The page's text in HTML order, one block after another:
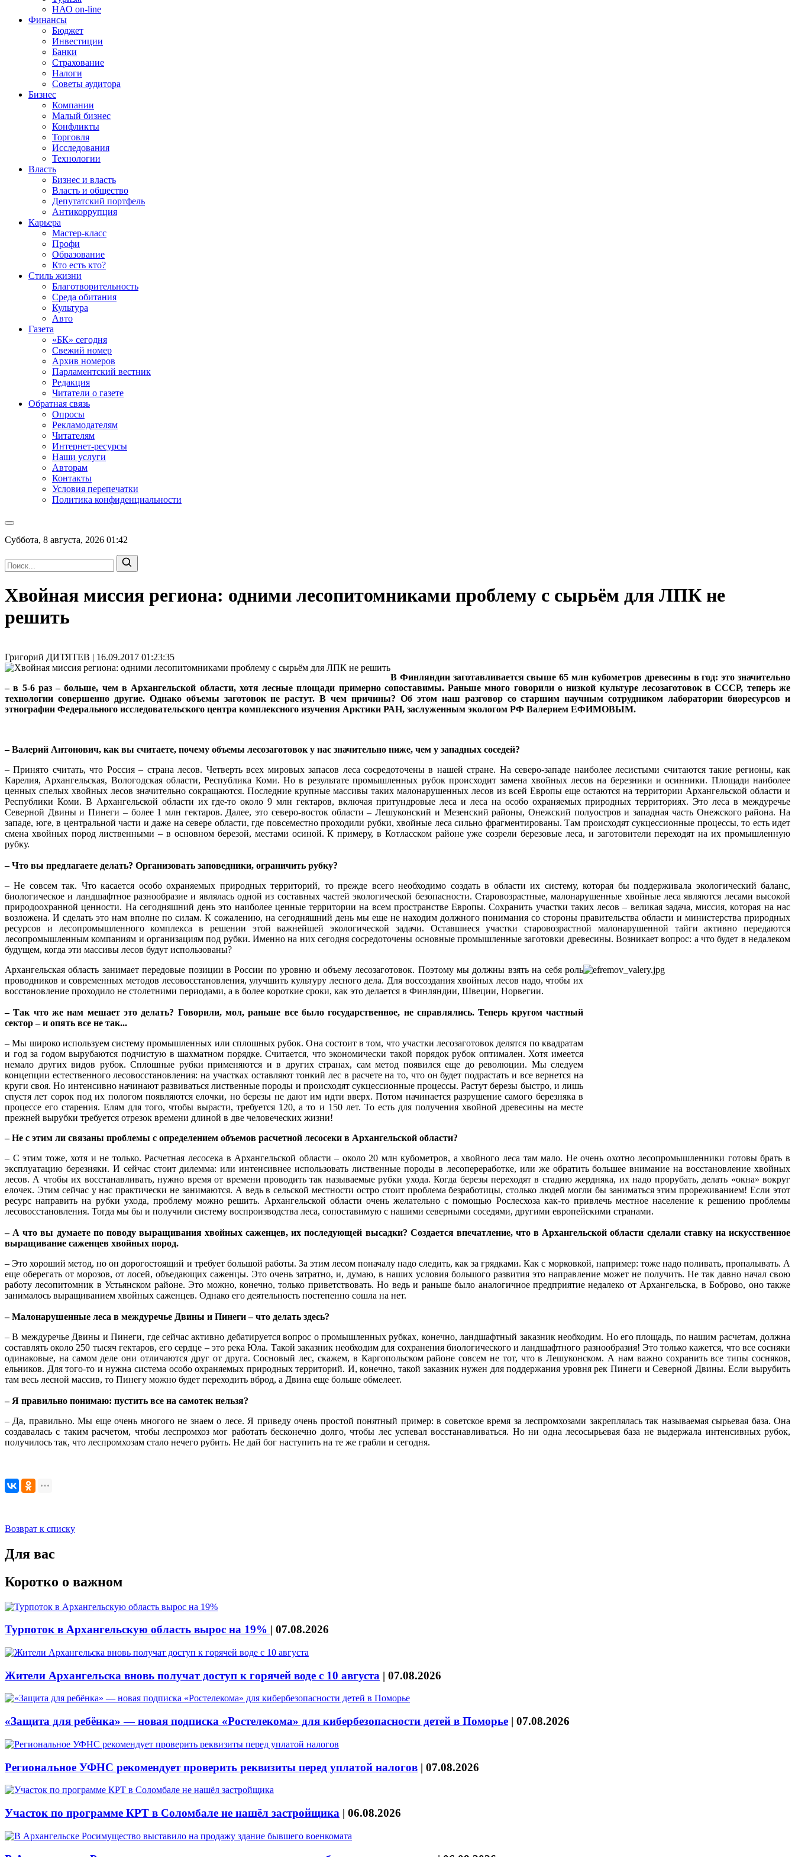
НАО on-line
Финансы
Бюджет
Инвестиции
Банки
Страхование
Налоги
Советы аудитора
Бизнес
Компании
Малый бизнес
Конфликты
Торговля
Исследования
Технологии
Власть
Бизнес и власть
Власть и общество
Депутатский портфель
Антикоррупция
Карьера
Мастер-класс
Профи
Образование
Кто есть кто?
Стиль жизни
Благотворительность
Среда обитания
Культура
Авто
Газета
«БК» сегодня
Свежий номер
Архив номеров
Парламентский вестник
Редакция
Читатели о газете
Обратная связь
Опросы
Рекламодателям
Читателям
Интернет-ресурсы
Наши услуги
Авторам
Контакты
Условия перепечатки
Политика конфиденциальности
Суббота, 8 августа, 2026 01:42
Хвойная миссия региона: одними лесопитомниками проблему с сырьём для ЛПК не
решить
Григорий ДИТЯТЕВ | 16.09.2017 01:23:35
В Финляндии заготавливается свыше 65 млн кубометров древесины в год: это значительно
– в 5-6 раз – больше, чем в Архангельской области, хотя лесные площади примерно сопоставимы. Раньше много говорили о низкой культуре лесозаготовок в СССР, теперь же
технологии совершенно другие. Однако объемы заготовок не растут. В чем причины? Об этом наш разговор со старшим научным сотрудником лаборатории биоресурсов и
этнографии Федерального исследовательского центра комплексного изучения Арктики РАН, заслуженным экологом РФ Валерием ЕФИМОВЫМ.
– Валерий Антонович, как вы считаете, почему объемы лесозаготовок у нас значительно ниже, чем у западных соседей?
– Принято считать, что Россия – страна лесов. Четверть всех мировых запасов леса сосредоточены в нашей стране. На северо-западе наиболее лесистыми считаются такие регионы, как
Карелия, Архангельская, Вологодская области, Республика Коми. Но в результате промышленных рубок происходит замена хвойных лесов на березники и осинники. Площади наиболее
ценных спелых хвойных лесов значительно сокращаются. Последние крупные массивы таких малонарушенных лесов из всей Европы еще остаются на территории Архангельской области и
Республики Коми. В Архангельской области их где-то около 9 млн гектаров, включая притундровые леса и леса на особо охраняемых природных территориях. Это леса в междуречье
Северной Двины и Пинеги – более 1 млн гектаров. Далее, это северо-восток области – Лешуконский и Мезенский районы, Онежский полуостров и западная часть Онежского района. На
западе, юге, в центральной части и даже на севере области, где повсеместно проходили рубки, хвойные леса сильно фрагментированы. Там происходят сукцессионные процессы, то есть идет
смена хвойных пород лиственными – в основном березой, местами осиной. К примеру, в Котласском районе уже созрели березовые леса, и заготовители переходят на их промышленную
рубку.
– Что вы предлагаете делать? Организовать заповедники, ограничить рубку?
– Не совсем так. Что касается особо охраняемых природных территорий, то прежде всего необходимо создать в области их систему, которая бы поддерживала экологический баланс,
биологическое и ландшафтное разнообразие и являлась одной из составных частей экологической безопасности. Старовозрастные, малонарушенные хвойные леса являются лесами высокой
природоохранной ценности. На сегодняшний день это наиболее ценные территории на всем пространстве Европы. Сохранить участки таких лесов – великая задача, миссия, которая на нас
возложена. И сделать это нам вполне по силам. К сожалению, на сегодняшний день мы еще не находим должного понимания со стороны правительства области и министерства природных
ресурсов и лесопромышленного комплекса в решении этой важнейшей экологической задачи. Оставшиеся участки старовозрастной малонарушенной тайги активно передаются
лесопромышленным компаниям и организациям под рубки. Именно на них сегодня сосредоточены основные промышленные заготовки древесины. Возникает вопрос: а что будет в недалеком
будущем, когда эти массивы лесов будут использованы?
Архангельская область занимает передовые позиции в России по уровню и объему лесозаготовок. Поэтому мы должны взять на себя роль
проводников и современных методов лесовосстановления, улучшить культуру лесного дела. Для воссоздания хвойных лесов надо, чтобы их
восстановление проходило не столетними периодами, а в более короткие сроки, как это делается в Финляндии, Швеции, Норвегии.
– Так что же нам мешает это делать? Говорили, мол, раньше все было государственное, не справлялись. Теперь кругом частный
сектор – и опять все не так...
– Мы широко используем систему промышленных или сплошных рубок. Она состоит в том, что участки лесозаготовок делятся по квадратам
и год за годом вырубаются подчистую в шахматном порядке. Считается, что экономически такой порядок рубок оптимален. Хотя имеется
немало других видов рубок. Сплошные рубки применяются и в других странах, сам метод появился еще до революции. Мы следуем
концепции естественного лесовосстановления: на участках оставляют тонкий лес в расчете на то, что он будет подрастать и все вернется на
круги своя. Но интенсивно начинают развиваться лиственные породы и происходят сукцессионные процессы. Растут березы быстро, и лишь
спустя лет сорок под их пологом появляются елочки, но березы не дают им идти вверх. Потом начинается разрушение самого березняка в
процессе его старения. Елям для того, чтобы вырасти, требуется 120, а то и 150 лет. То есть для получения хвойной древесины на месте
прежней вырубки требуется отрезок времени длиной в две человеческих жизни!
– Не с этим ли связаны проблемы с определением объемов расчетной лесосеки в Архангельской области?
– С этим тоже, хотя и не только. Расчетная лесосека в Архангельской области – около 20 млн кубометров, а хвойного леса там мало. Не очень охотно лесопромышленники готовы брать в
эксплуатацию березняки. И сейчас стоит дилемма: или интенсивнее использовать лиственные породы в лесопереработке, или же обратить большее внимание на восстановление хвойных
лесов. А чтобы их восстанавливать, нужно время от времени проводить так называемые рубки ухода. Когда березы переходят в стадию жердняка, их надо прорубать, делать «окна» вокруг
елочек. Этим сейчас у нас практически не занимаются. А ведь в сельской местности остро стоит проблема безработицы, столько людей могли бы заниматься этим прореживанием! Если этот
ресурс направить на рубки ухода, проблему можно решить. Архангельской области очень желательно с помощью Рослесхоза как-то привлечь местное население к решению проблемы
лесовосстановления. Тогда мы бы и получили систему воспроизводства леса, сопоставимую с нашими северными соседями, другими европейскими странами.
– А что вы думаете по поводу выращивания хвойных саженцев, их последующей высадки? Создается впечатление, что в Архангельской области сделали ставку на искусственное
выращивание саженцев хвойных пород.
– Это хороший метод, но он дорогостоящий и требует большой работы. За этим лесом поначалу надо следить, как за грядками. Как с морковкой, например: тоже надо поливать, пропалывать. А
еще оберегать от морозов, от лосей, объедающих саженцы. Это очень затратно, и, думаю, в наших условия большого развития это направление может не получить. Не так давно начал свою
работу лесопитомник в Устьянском районе. Это можно, конечно, только приветствовать. Но ведь и раньше было аналогичное предприятие недалеко от Архангельска, в Боброво, оно также
занималось выращиванием хвойных саженцев. Однако его деятельность постепенно сошла на нет.
– Малонарушенные леса в междуречье Двины и Пинеги – что делать здесь?
– В междуречье Двины и Пинеги, где сейчас активно дебатируется вопрос о промышленных рубках, конечно, ландшафтный заказник необходим. Но его площадь, по нашим расчетам, должна
составлять около 250 тысяч гектаров, его сердце – это река Юла. Такой заказник необходим для сохранения биологического и ландшафтного разнообразия! Это только кажется, что все сосняки
одинаковые, на самом деле они отличаются друг от друга. Сосновый лес, скажем, в Каргопольском районе совсем не тот, что в Лешуконском. А нам важно сохранить все типы сосняков,
ельников. Для того-то и нужна система особо охраняемых природных территорий. И, конечно, такой заказник нужен для поддержания уровня рек Пинеги и Северной Двины. Если вырубить
там весь лесной массив, то Пинегу можно будет переходить вброд, а Двина еще больше обмелеет.
– Я правильно понимаю: пустить все на самотек нельзя?
– Да, правильно. Мы еще очень многого не знаем о лесе. Я приведу очень простой понятный пример: в советское время за леспромхозами закреплялась так называемая сырьевая база. Она
создавалась с таким расчетом, чтобы леспромхоз мог работать бесконечно долго, чтобы лес успевал восстанавливаться. Но ни одна лесосырьевая база не выдержала интенсивных рубок,
получилось так, что леспромхозам стало нечего рубить. Не дай бог наступить на те же грабли и сегодня.
Возврат к списку
Для вас
Коротко о важном
Турпоток в Архангельскую область вырос на 19% | 07.08.2026
Жители Архангельска вновь получат доступ к горячей воде с 10 августа | 07.08.2026
«Защита для ребёнка» — новая подписка «Ростелекома» для кибербезопасности детей в Поморье | 07.08.2026
Региональное УФНС рекомендует проверить реквизиты перед уплатой налогов | 07.08.2026
Участок по программе КРТ в Соломбале не нашёл застройщика | 06.08.2026